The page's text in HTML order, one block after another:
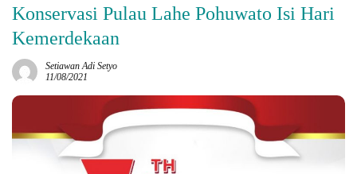
Konservasi Pulau Lahe Pohuwato Isi Hari
Kemerdekaan
Setiawan Adi Setyo
11/08/2021